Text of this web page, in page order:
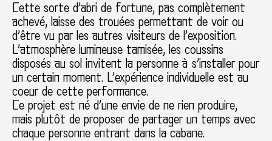
Cette sorte d’abri de fortune, pas complètement
achevé, laisse des trouées permettant de voir ou
d’être vu par les autres visiteurs de l’exposition.
L’atmosphère lumineuse tamisée, les coussins
disposés au sol invitent la personne à s’installer pour
un certain moment. L’expérience individuelle est au
coeur de cette performance.
Ce projet est né d’une envie de ne rien produire,
mais plutôt de proposer de partager un temps avec
chaque personne entrant dans la cabane.